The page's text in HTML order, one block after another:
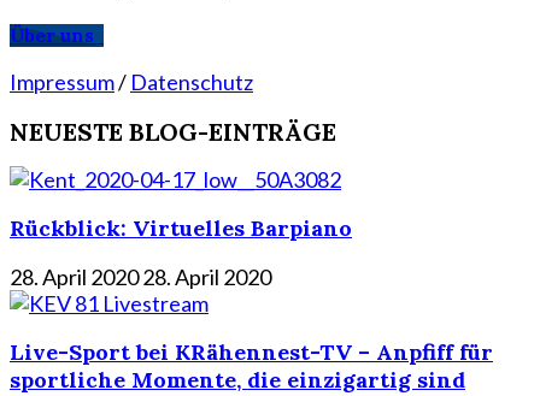
Über uns
Impressum/ Datenschutz
NEUESTE BLOG-EINTRÄGE
Rückblick: Virtuelles Barpiano
28. April 202028. April 2020
Live-Sport bei KRähennest-TV – Anpfiff für
sportliche Momente, die einzigartig sind